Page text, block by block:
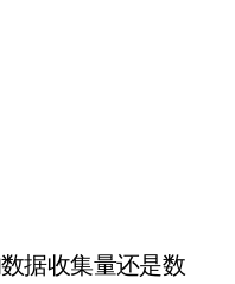
据收集量还是数